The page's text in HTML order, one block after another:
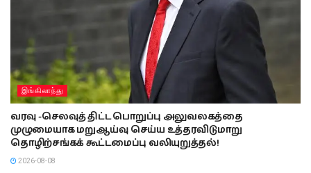
இங்கிலாந்து
வரவு -செலவுத் திட்ட பொறுப்பு அலுவலகத்தை
முழுமையாக மறுஆய்வு செய்ய உத்தரவிடுமாறு
தொழிற்சங்கக் கூட்டமைப்பு வலியுறுத்தல்!
2026-08-08